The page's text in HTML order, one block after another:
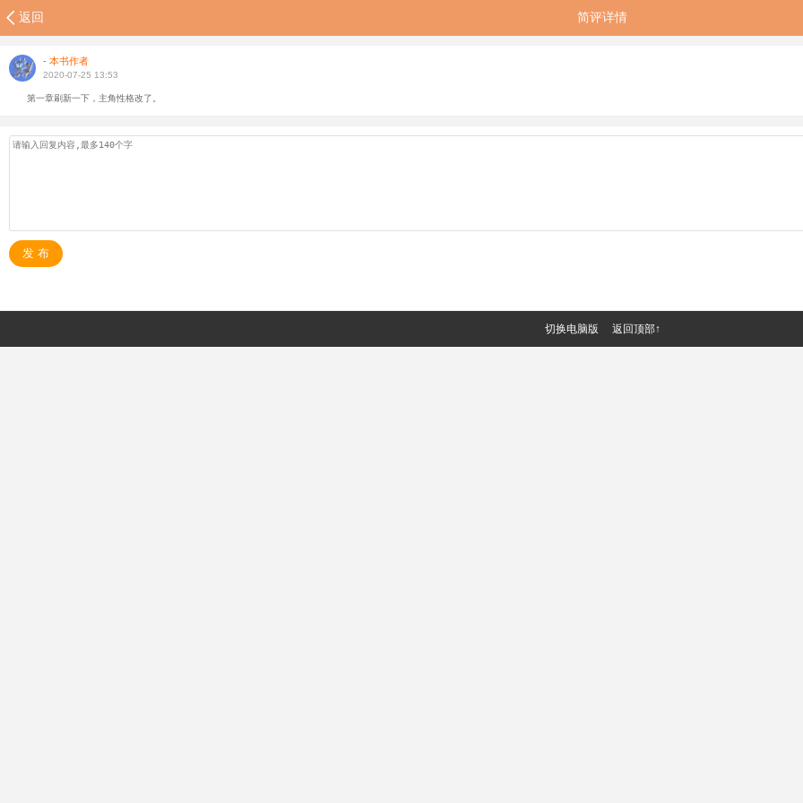
返回 简评详情
- 本书作者
2020-07-25 13:53
第一章刷新一下，主角性格改了。
发 布
切换电脑版 返回顶部↑